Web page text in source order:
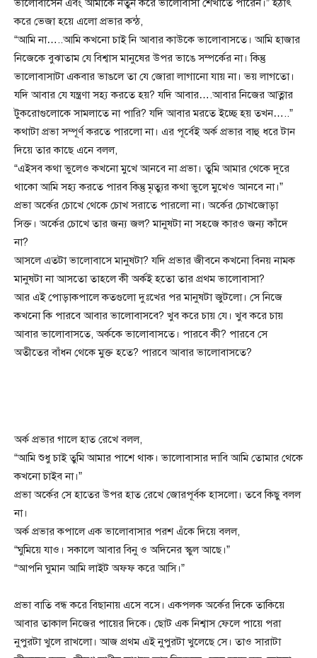
ভালোবাসেন এবং আমাকে নতুন করে ভালোবাসা শেখাতে পারেন।” হঠাৎ
করে ভেজা হয়ে এলো প্রভার কন্ঠ,
“আমি না…..আমি কখনো চাই নি আবার কাউকে ভালোবাসতে। আমি হাজার
নিজেকে বুঝাতাম যে বিশ্বাস মানুষের উপর ভাঙে সম্পর্কের না। কিন্তু
ভালোবাসাটা একবার ভাঙলে তা যে জোরা লাগানো যায় না। ভয় লাগতো।
যদি আবার যে যন্ত্রণা সহ্য করতে হয়? যদি আবার….আবার নিজের আত্নার
টুকরোগুলোকে সামলাতে না পারি? যদি আবার মরতে ইচ্ছে হয় তখন…..”
কথাটা প্রভা সম্পূর্ণ করতে পারলো না। এর পূর্বেই অর্ক প্রভার বাহু ধরে টান
দিয়ে তার কাছে এনে বলল,
“এইসব কথা ভুলেও কখনো মুখে আনবে না প্রভা। তুমি আমার থেকে দূরে
থাকো আমি সহ্য করতে পারব কিন্তু মৃত্যুর কথা ভুলে মুখেও আনবে না।”
প্রভা অর্কের চোখে থেকে চোখ সরাতে পারলো না। অর্কের চোখজোড়া
সিক্ত। অর্কের চোখে তার জন্য জল? মানুষটা না সহজে কারও জন্য কাঁদে
না?
আসলে এতটা ভালোবাসে মানুষটা? যদি প্রভার জীবনে কখনো বিনয় নামক
মানুষটা না আসতো তাহলে কী অর্কই হতো তার প্রথম ভালোবাসা?
আর এই পোড়াকপালে কতগুলো দুঃখের পর মানুষটা জুটলো। সে নিজে
কখনো কি পারবে আবার ভালোবাসবে? খুব করে চায় যে। খুব করে চায়
আবার ভালোবাসতে, অর্ককে ভালোবাসতে। পারবে কী? পারবে সে
অতীতের বাঁধন থেকে মুক্ত হতে? পারবে আবার ভালোবাসতে?
অর্ক প্রভার গালে হাত রেখে বলল,
“আমি শুধু চাই তুমি আমার পাশে থাক। ভালোবাসার দাবি আমি তোমার থেকে
কখনো চাইব না।”
প্রভা অর্কের সে হাতের উপর হাত রেখে জোরপূর্বক হাসলো। তবে কিছু বলল
না।
অর্ক প্রভার কপালে এক ভালোবাসার পরশ এঁকে দিয়ে বলল,
“ঘুমিয়ে যাও। সকালে আবার বিনু ও অদিনের স্কুল আছে।”
“আপনি ঘুমান আমি লাইট অফফ করে আসি।”
প্রভা বাতি বন্ধ করে বিছানায় এসে বসে। একপলক অর্কের দিকে তাকিয়ে
আবার তাকাল নিজের পায়ের দিকে। ছোট এক নিশ্বাস ফেলে পায়ে পরা
নুপুরটা খুলে রাখলো। আজ প্রথম এই নুপুরটা খুলেছে সে। তাও সারাটা